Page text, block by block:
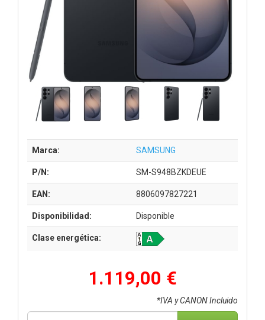
Marca: SAMSUNG
P/N: SM-S948BZKDEUE
EAN: 8806097827221
Disponibilidad: Disponible
Clase energética:
1.119,00 €
*IVA y CANON Incluido